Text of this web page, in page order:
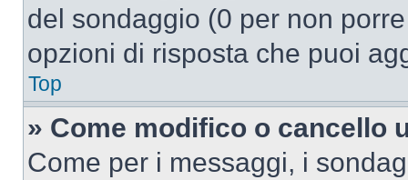
del sondaggio (0 per non
opzioni di risposta che puoi
Top
» Come modifico o cancello
Come per i messaggi, i